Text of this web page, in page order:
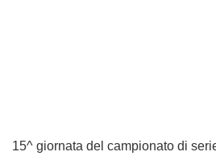
15^ giornata del campionato di